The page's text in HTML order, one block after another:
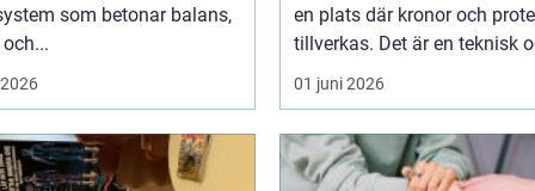
som betonar balans,
en plats där kronor och
tillverkas. Det är en teknisk
01 juni 2026